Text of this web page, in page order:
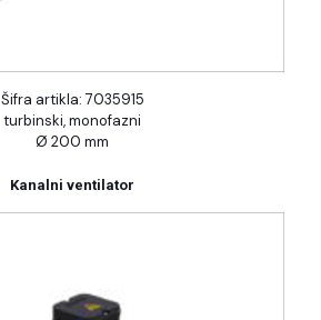
Šifra artikla: 7035915
turbinski, monofazni
Ø 200 mm
Kanalni ventilator